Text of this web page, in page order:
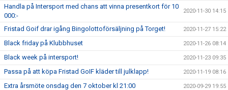
Handla på Intersport med chans att vinna presentkort för 10
000:-
2020-11-30 14:15
Fristad Goif drar igång Bingolottoförsäljning på Torget! 2020-11-27 15:22
Black friday på Klubbhuset 2020-11-26 08:14
Black week på intersport! 2020-11-23 09:35
Passa på att köpa Fristad GoIF kläder till julklapp! 2020-11-19 08:16
Extra årsmöte onsdag den 7 oktober kl 21:00 2020-09-29 19:55